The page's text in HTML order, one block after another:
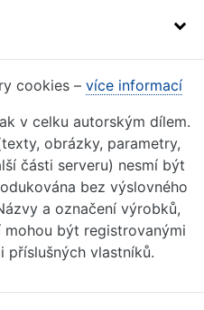
cookies – více informací
v celku autorským dílem.
obrázky, parametry,
části serveru) nesmí být
bez výslovného
a označení výrobků,
být registrovanými
příslušných vlastníků.